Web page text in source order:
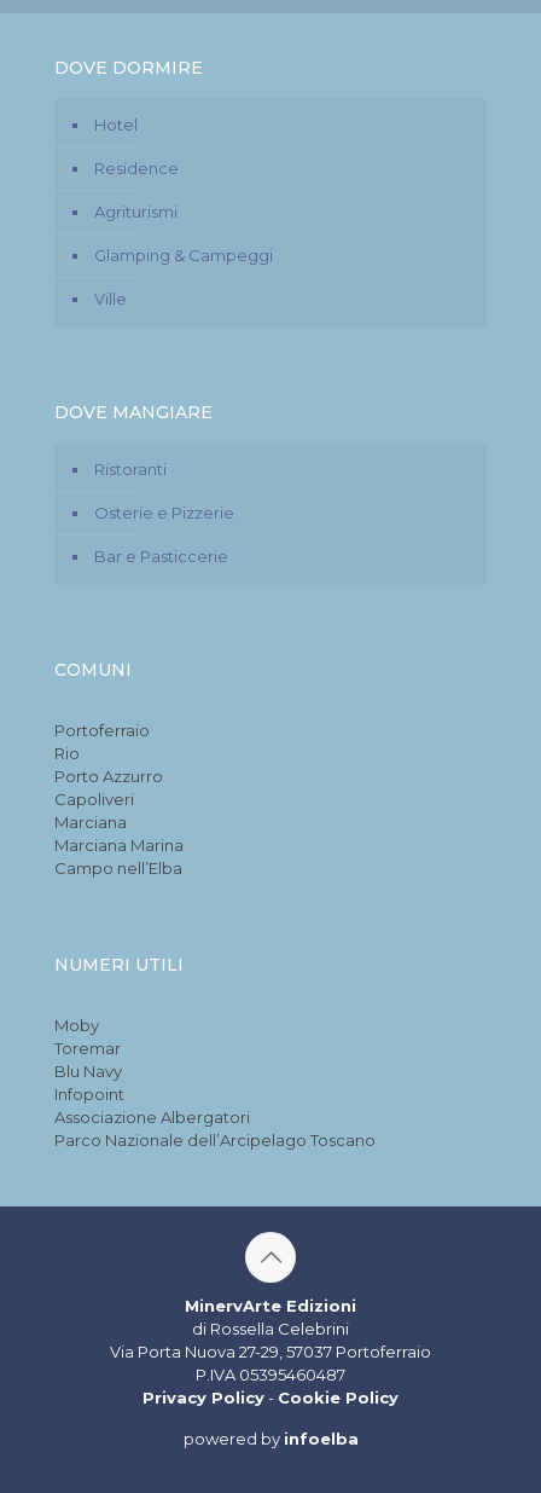
DOVE DORMIRE
Hotel
Residence
Agriturismi
Glamping & Campeggi
Ville
DOVE MANGIARE
Ristoranti
Osterie e Pizzerie
Bar e Pasticcerie
COMUNI
Portoferraio
Rio
Porto Azzurro
Capoliveri
Marciana
Marciana Marina
Campo nell’Elba
NUMERI UTILI
Moby
Toremar
Blu Navy
Infopoint
Associazione Albergatori
Parco Nazionale dell’Arcipelago Toscano
MinervArte Edizioni
di Rossella Celebrini
Via Porta Nuova 27-29, 57037 Portoferraio
P.IVA 05395460487
Privacy Policy- Cookie Policy
powered by infoelba